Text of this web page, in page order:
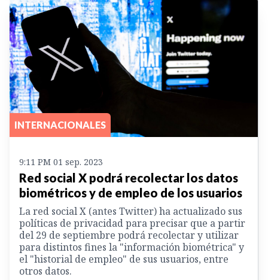
INTERNACIONALES
9:11 PM 01 sep. 2023
Red social X podrá recolectar los datos
biométricos y de empleo de los usuarios
La red social X (antes Twitter) ha actualizado sus
políticas de privacidad para precisar que a partir
del 29 de septiembre podrá recolectar y utilizar
para distintos fines la "información biométrica" y
el "historial de empleo" de sus usuarios, entre
otros datos.